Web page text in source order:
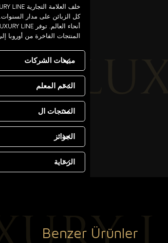
المنتجات الفاخرة من أوروبا
مبيعات الشركات
الدعم المعلم
المنتجات ال
الجوائز
الرعاية
Benzer Ürünler